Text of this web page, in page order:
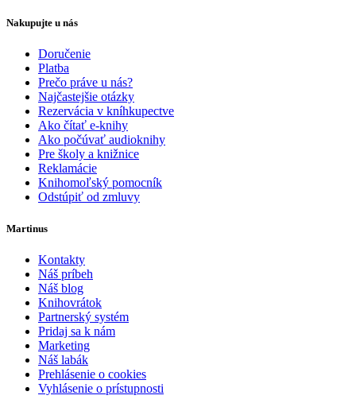
Nakupujte u nás
Doručenie
Platba
Prečo práve u nás?
Najčastejšie otázky
Rezervácia v kníhkupectve
Ako čítať e-knihy
Ako počúvať audioknihy
Pre školy a knižnice
Reklamácie
Knihomoľský pomocník
Odstúpiť od zmluvy
Martinus
Kontakty
Náš príbeh
Náš blog
Knihovrátok
Partnerský systém
Pridaj sa k nám
Marketing
Náš labák
Prehlásenie o cookies
Vyhlásenie o prístupnosti